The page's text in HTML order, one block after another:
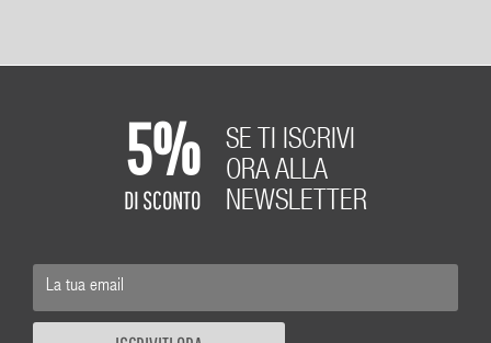
5%
DI SCONTO
SE TI ISCRIVI
ORA ALLA
NEWSLETTER